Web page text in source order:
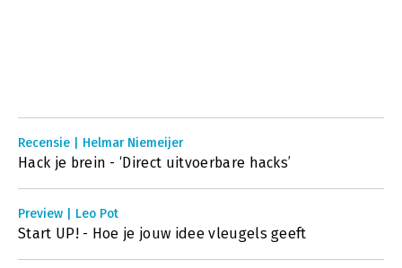
Recensie | Helmar Niemeijer
Hack je brein - ‘Direct uitvoerbare hacks’
Preview | Leo Pot
Start UP! - Hoe je jouw idee vleugels geeft